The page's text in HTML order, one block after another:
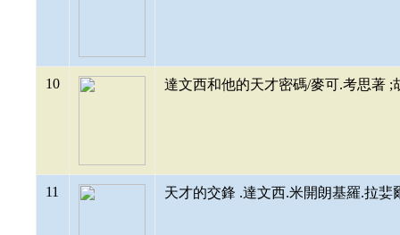
10 達文西和他的天才密碼/麥可.考思著 ;
11 天才的交鋒 .達文西.米開朗基羅.拉婓